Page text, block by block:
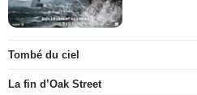
Tombé du ciel
La fin d’Oak Street